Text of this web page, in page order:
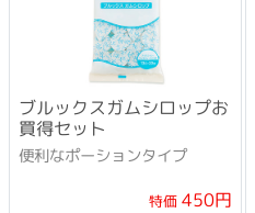
ブルックスガムシロップお
買得セット
便利なポーションタイプ
特価450円